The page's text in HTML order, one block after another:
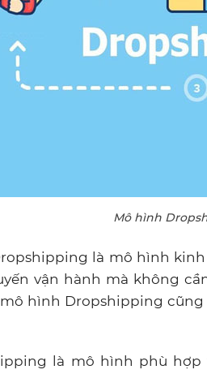
Mô hình
là mô hình
vận hành mà không
hình Dropshipping cũng
là mô hình phù